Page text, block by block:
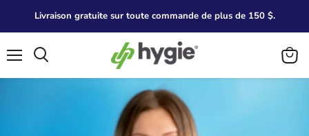
Livraison gratuite sur toute commande de plus de 150 $.
View
cart